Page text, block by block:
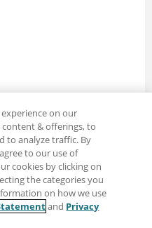
on our
& offerings, to
to analyze traffic. By
to our use of
cookies by clicking on
the categories you
on how we use
and Privacy